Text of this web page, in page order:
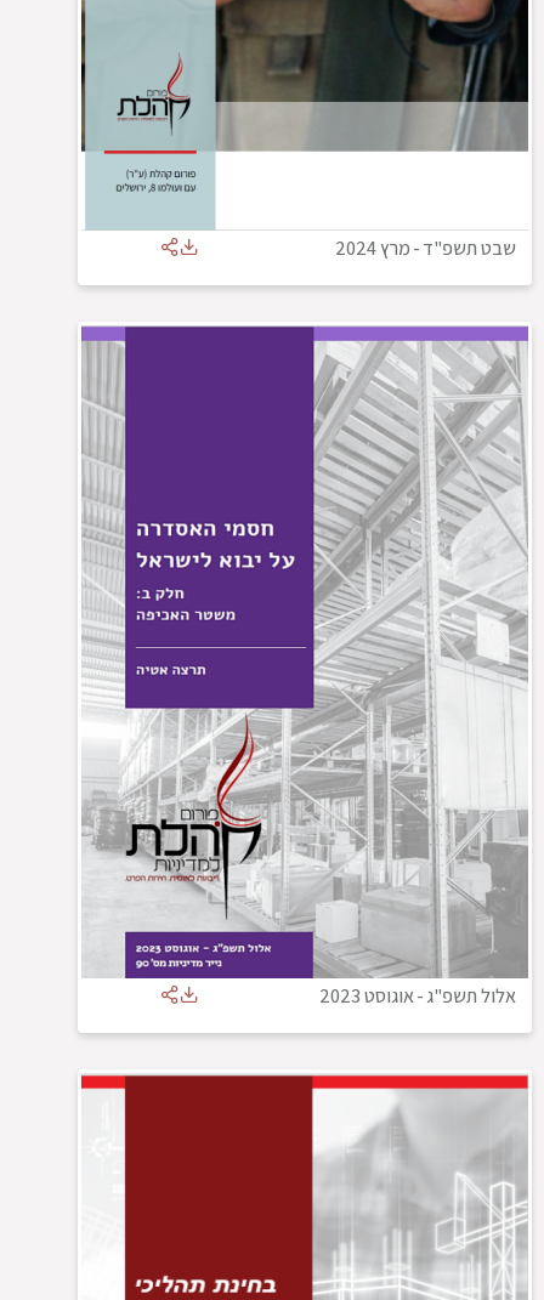
שבט תשפ"ד-מרץ 2024
אלול תשפ"ג-אוגוסט 2023